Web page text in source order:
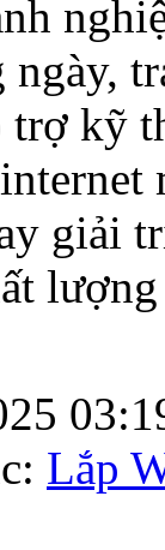
ngày,
trợ kỹ
giải
Lắp